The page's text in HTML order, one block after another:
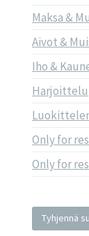
Maksa &
Aivot &
Iho &
Harjoittelu
Only for
Only for
Tyhjennä